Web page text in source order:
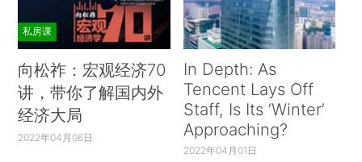
私房课
向松祚：宏观经济70
讲，带你了解国内外
经济大局
2022年04月06日
In Depth: As
Tencent Lays Off
Staff, Is Its ‘Winter’
Approaching?
2022年04月01日